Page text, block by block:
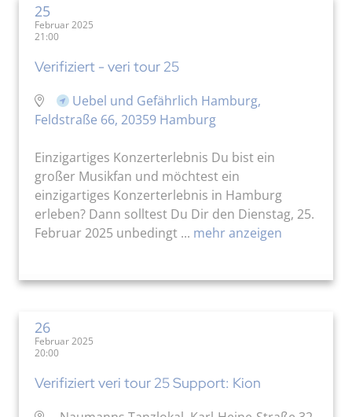
25
Februar 2025
21:00
Verifiziert - veri tour 25
Uebel und Gefährlich Hamburg,
Feldstraße 66, 20359 Hamburg
Einzigartiges Konzerterlebnis Du bist ein
großer Musikfan und möchtest ein
einzigartiges Konzerterlebnis in Hamburg
erleben? Dann solltest Du Dir den Dienstag, 25.
Februar 2025 unbedingt ... mehr anzeigen
26
Februar 2025
20:00
Verifiziert veri tour 25 Support: Kion